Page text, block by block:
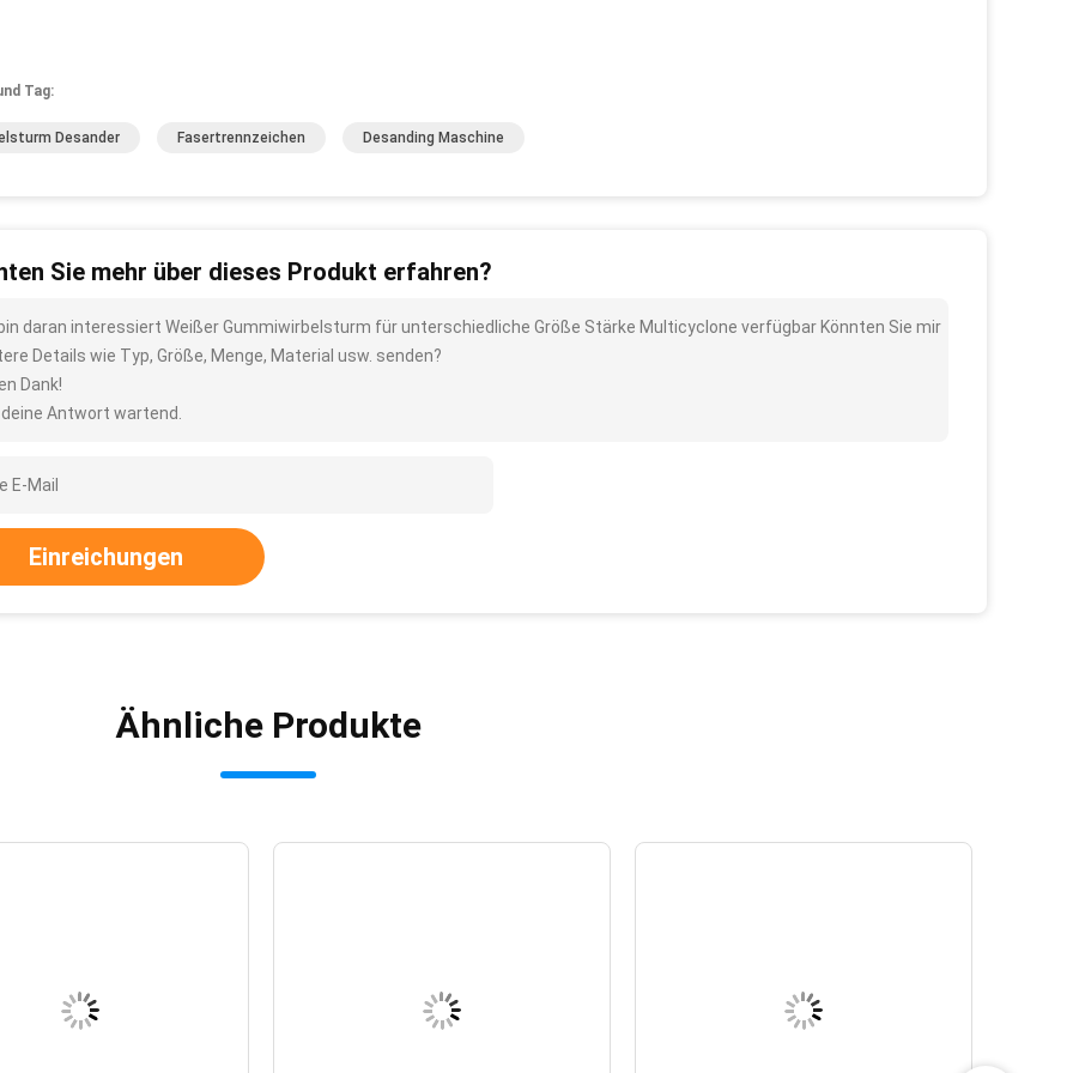
Tag:
Desander Fasertrennzeichen Desanding Maschine
Sie mehr über dieses Produkt erfahren?
daran interessiert Weißer Gummiwirbelsturm für unterschiedliche Größe Stärke Multicyclone verfügbar Könnten Sie mir
Details wie Typ, Größe, Menge, Material usw. senden?
Dank!
Antwort wartend.
Einreichungen
Ähnliche Produkte